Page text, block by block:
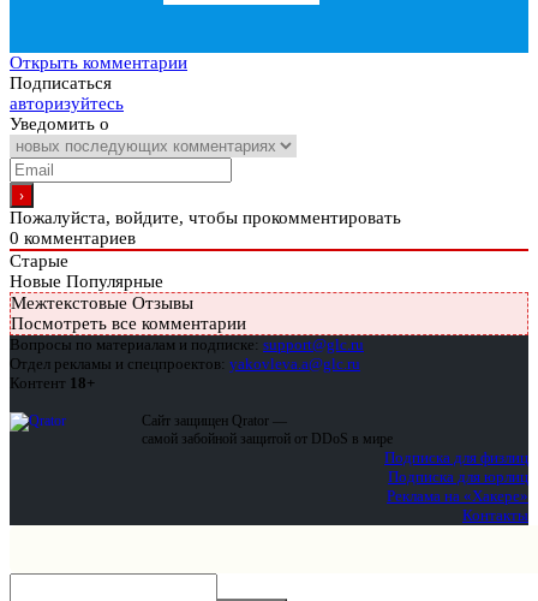
Открыть комментарии
Подписаться
авторизуйтесь
Уведомить о
Пожалуйста, войдите, чтобы прокомментировать
0 комментариев
Старые
Новые Популярные
Межтекстовые Отзывы
Посмотреть все комментарии
Вопросы по материалам и подписке: support@glc.ru
Отдел рекламы и спецпроектов: yakovleva.a@glc.ru
Контент 18+
Сайт защищен Qrator —
самой забойной защитой от DDoS в мире
Подписка для физлиц
Подписка для юрлиц
Реклама на «Хакере»
Контакты